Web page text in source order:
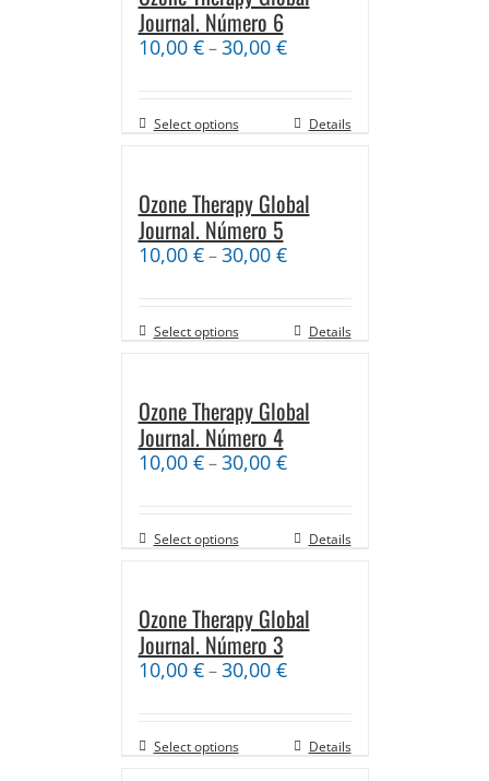
Journal. Número 6
10,00 €–30,00 €
Select options Details
Ozone Therapy Global
Journal. Número 5
10,00 €–30,00 €
Select options Details
Ozone Therapy Global
Journal. Número 4
10,00 €–30,00 €
Select options Details
Ozone Therapy Global
Journal. Número 3
10,00 €–30,00 €
Select options Details